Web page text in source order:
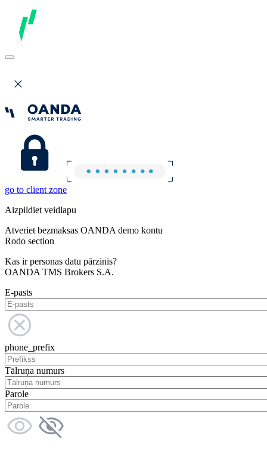
go to client zone
Aizpildiet veidlapu
Atveriet bezmaksas OANDA demo kontu
Rodo section
Kas ir personas datu pārzinis?
OANDA TMS Brokers S.A.
E-pasts
phone_prefix
Tālruņa numurs
Parole